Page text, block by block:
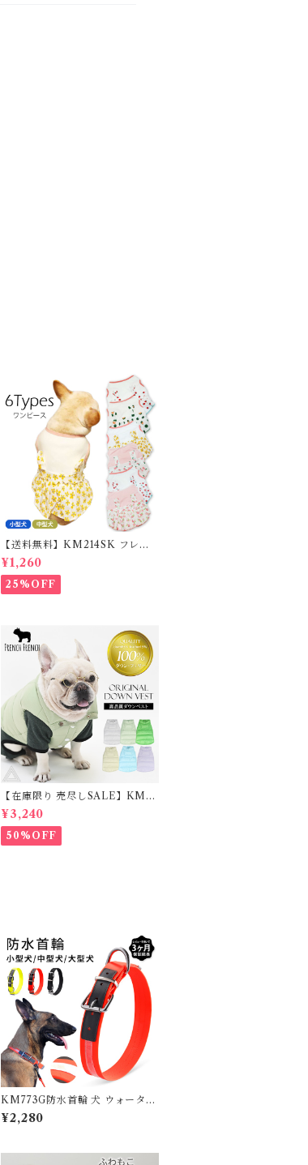
【送料無料】KM214SK フレブ
ル 女の子 スカート ワンピース夏
フリル 犬服 ドックウェア
¥1,260
25%OFF
【在庫限り 売尽しSALE】KM9
52Tダウンベスト 100%ダウン・
フェザー 犬 犬服 ダウン ジャケッ
ト ベスト フレンチブルドッグ 冬
服 極暖 暖かい 可愛い 寒さ対策
¥3,240
50%OFF
KM773G防水首輪 犬 ウォーター
プルーフ首輪 犬用 首輪 ドッグ ペ
ット 安全 安心 小型犬 中型犬 大
¥2,280